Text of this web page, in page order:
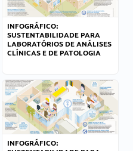
INFOGRÁFICO:
SUSTENTABILIDADE PARA
LABORATÓRIOS DE ANÁLISES
CLÍNICAS E DE PATOLOGIA
INFOGRÁFICO: